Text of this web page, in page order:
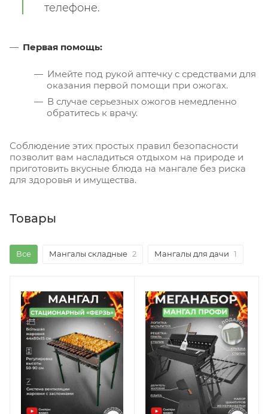
телефоне.
Первая помощь:
Имейте под рукой аптечку с средствами для
оказания первой помощи при ожогах.
В случае серьезных ожогов немедленно
обратитесь к врачу.
Соблюдение этих простых правил безопасности
позволит вам насладиться отдыхом на природе и
приготовить вкусные блюда на мангале без риска
для здоровья и имущества.
Товары
Все Мангалы складные 2 Мангалы для дачи 1